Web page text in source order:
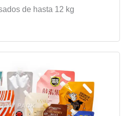
de hasta 12 kg